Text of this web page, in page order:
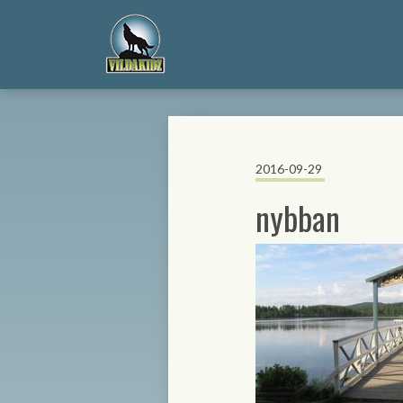
2016-09-29
nybban